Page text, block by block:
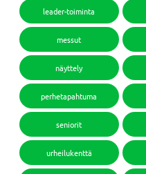
leader-toiminta
messut
näyttely
perhetapahtuma
seniorit
urheilukenttä